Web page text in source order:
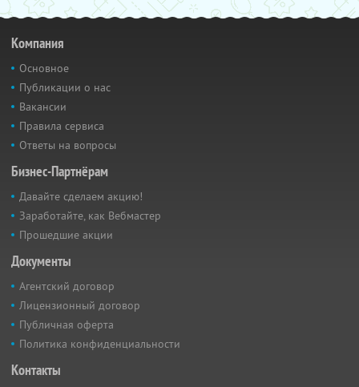
Компания
Основное
Публикации о нас
Вакансии
Правила сервиса
Ответы на вопросы
Бизнес-Партнёрам
Давайте сделаем акцию!
Заработайте, как Вебмастер
Прошедшие акции
Документы
Агентский договор
Лицензионный договор
Публичная оферта
Политика конфиденциальности
Контакты